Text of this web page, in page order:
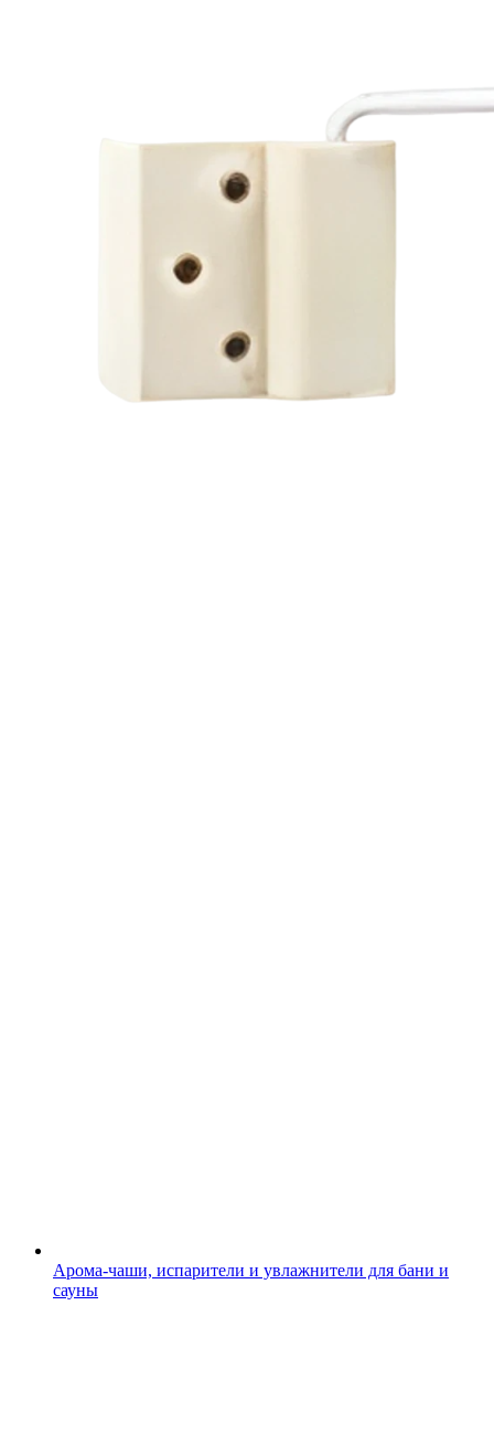
Арома-чаши, испарители и увлажнители для бани и
сауны